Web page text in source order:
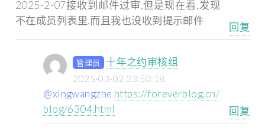
2025-2-07接收到邮件过审,但是现在看,发现
不在成员列表里,而且我也没收到提示邮件
回复
管理员 十年之约审核组
2025-03-02 23:50:18
@xingwangzhe https://foreverblog.cn/
blog/6304.html
回复